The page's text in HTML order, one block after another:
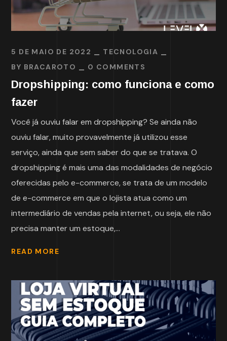
5 DE MAIO DE 2022
TECNOLOGIA
BY BRACAROTO 0 COMMENTS
Dropshipping: como funciona e como
fazer
Você já ouviu falar em dropshipping? Se ainda não
ouviu falar, muito provavelmente já utilizou esse
serviço, ainda que sem saber do que se tratava. O
dropshipping é mais uma das modalidades de negócio
oferecidas pelo e-commerce, se trata de um modelo
de e-commerce em que o lojista atua como um
intermediário de vendas pela internet, ou seja, ele não
precisa manter um estoque,...
READ MORE